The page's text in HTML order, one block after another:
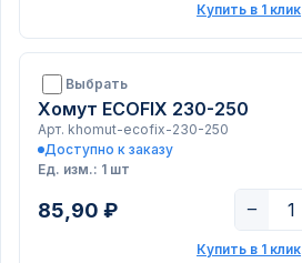
Купить в 1 клик
Выбрать
Хомут ECOFIX 230-250
Арт. khomut-ecofix-230-250
Доступно к заказу
Ед. изм.: 1 шт
85,90 ₽ −
Купить в 1 клик